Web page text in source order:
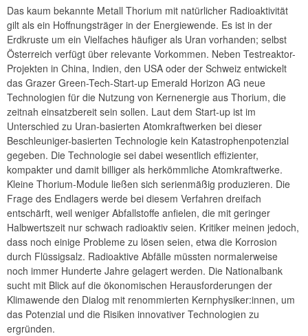
Das kaum bekannte Metall Thorium mit natürlicher Radioaktivität
gilt als ein Hoffnungsträger in der Energiewende. Es ist in der
Erdkruste um ein Vielfaches häufiger als Uran vorhanden; selbst
Österreich verfügt über relevante Vorkommen. Neben Testreaktor-
Projekten in China, Indien, den USA oder der Schweiz entwickelt
das Grazer Green-Tech-Start-up Emerald Horizon AG neue
Technologien für die Nutzung von Kernenergie aus Thorium, die
zeitnah einsatzbereit sein sollen. Laut dem Start-up ist im
Unterschied zu Uran-basierten Atomkraftwerken bei dieser
Beschleuniger-basierten Technologie kein Katastrophenpotenzial
gegeben. Die Technologie sei dabei wesentlich effizienter,
kompakter und damit billiger als herkömmliche Atomkraftwerke.
Kleine Thorium-Module ließen sich serienmäßig produzieren. Die
Frage des Endlagers werde bei diesem Verfahren dreifach
entschärft, weil weniger Abfallstoffe anfielen, die mit geringer
Halbwertszeit nur schwach radioaktiv seien. Kritiker meinen jedoch,
dass noch einige Probleme zu lösen seien, etwa die Korrosion
durch Flüssigsalz. Radioaktive Abfälle müssten normalerweise
noch immer Hunderte Jahre gelagert werden. Die Nationalbank
sucht mit Blick auf die ökonomischen Herausforderungen der
Klimawende den Dialog mit renommierten Kernphysiker:innen, um
das Potenzial und die Risiken innovativer Technologien zu
ergründen.